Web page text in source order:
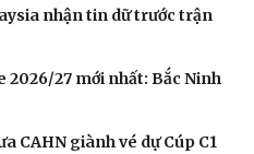
nhận tin dữ trước trận
2026/27 mới nhất: Bắc Ninh
CAHN giành vé dự Cúp C1